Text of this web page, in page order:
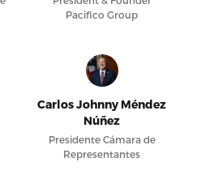
Pacifico Group
Carlos Johnny Méndez
Núñez
Presidente Cámara de
Representantes